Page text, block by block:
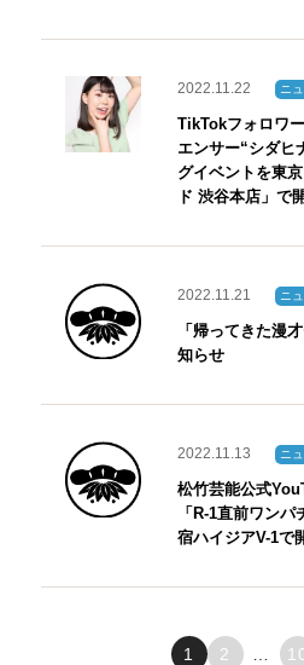
2022.11.22 ニ
TikTokフォロワ
エンサー“シダヒ
グイベントを東
ド 渋谷本店」で
2022.11.21 ニ
「帰ってきた漫
知らせ
2022.11.13 ニ
松竹芸能公式
「R-1直前ワン
宿ハイジアV-1で
1 2